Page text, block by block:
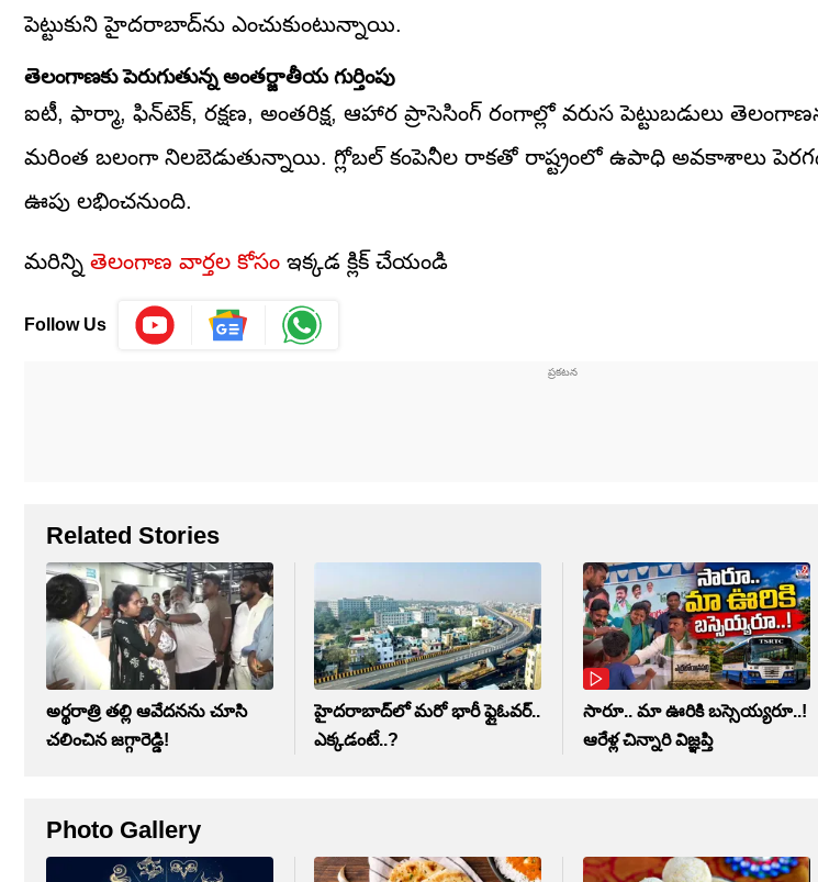
పెట్టుకుని హైదరాబాద్‌ను ఎంచుకుంటున్నాయి.
తెలంగాణకు పెరుగుతున్న అంతర్జాతీయ గుర్తింపు
ఐటీ, ఫార్మా, ఫిన్‌టెక్, రక్షణ, అంతరిక్ష, ఆహార ప్రాసెసింగ్ రంగాల్లో వరుస పెట్టుబడులు
మరింత బలంగా నిలబెడుతున్నాయి. గ్లోబల్ కంపెనీల రాకతో రాష్ట్రంలో ఉపాధి అవకాశాలు
ఊపు లభించనుంది.
మరిన్ని తెలంగాణ వార్తల కోసం ఇక్కడ క్లిక్ చేయండి
Follow Us
Related Stories
అర్థరాత్రి తల్లి ఆవేదనను చూసి
చలించిన జగ్గారెడ్డి!
హైదరాబాద్‌లో మరో భారీ ఫ్లైఓవర్..
ఎక్కడంటే..?
సారూ.. మా ఊరికి బస్సెయ్యరూ..!
ఆరేళ్ల చిన్నారి విజ్ఞప్తి
Photo Gallery